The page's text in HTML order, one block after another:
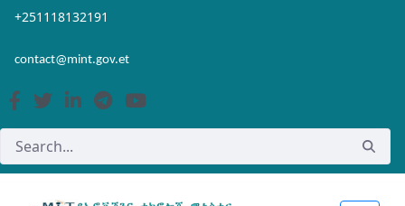
Skip to Main Content
Open Accessibility Menu
+251118132191
contact@mint.gov.et